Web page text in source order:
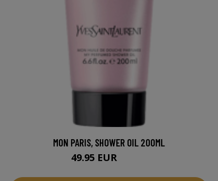
MON PARIS, SHOWER OIL 200ML
49.95 EUR